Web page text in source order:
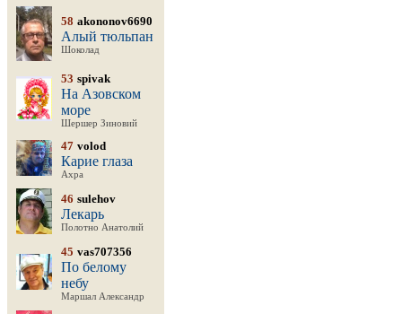
58 akononov6690
Алый тюльпан
Шоколад
53 spivak
На Азовском
море
Шершер Зиновий
47 volod
Карие глаза
Ахра
46 sulehov
Лекарь
Полотно Анатолий
45 vas707356
По белому
небу
Маршал Александр